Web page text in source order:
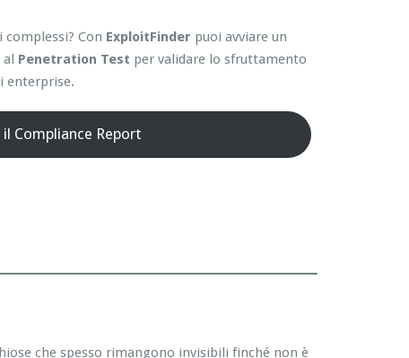
Con ExploitFinder puoi avviare un
Penetration Test per validare lo sfruttamento
enterprise.
il Compliance Report
che spesso rimangono invisibili finché non è